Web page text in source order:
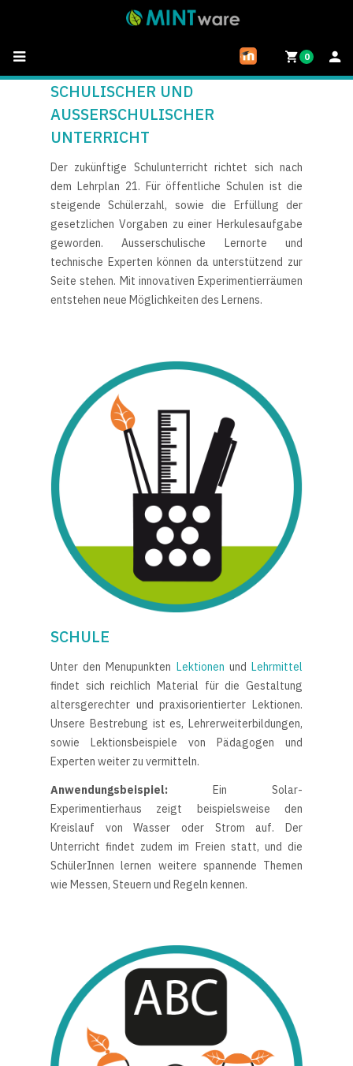
0
SCHULISCHER UND
AUSSERSCHULISCHER
UNTERRICHT
Der zukünftige Schulunterricht richtet sich nach
dem Lehrplan 21. Für öffentliche Schulen ist die
steigende Schülerzahl, sowie die Erfüllung der
gesetzlichen Vorgaben zu einer Herkulesaufgabe
geworden. Ausserschulische Lernorte und
technische Experten können da unterstützend zur
Seite stehen. Mit innovativen Experimentierräumen
entstehen neue Möglichkeiten des Lernens.
SCHULE
Unter den Menupunkten Lektionen undLehrmittel
findet sich reichlich Material für die Gestaltung
altersgerechter und praxisorientierter Lektionen.
Unsere Bestrebung ist es, Lehrerweiterbildungen,
sowie Lektionsbeispiele von Pädagogen und
Experten weiter zu vermitteln.
Anwendungsbeispiel: Ein Solar-
Experimentierhaus zeigt beispielsweise den
Kreislauf von Wasser oder Strom auf. Der
Unterricht findet zudem im Freien statt, und die
SchülerInnen lernen weitere spannende Themen
wie Messen, Steuern und Regeln kennen.